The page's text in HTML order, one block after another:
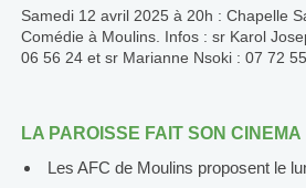
Samedi 12 avril 2025 à 20h : Chapelle
Comédie à Moulins. Infos : sr Karol
06 56 24 et sr Marianne Nsoki : 07 72
LA PAROISSE FAIT SON CINEMA
Les AFC de Moulins proposent le